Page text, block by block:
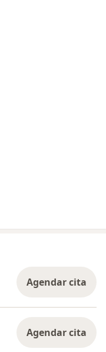
Agendar cita
Agendar cita